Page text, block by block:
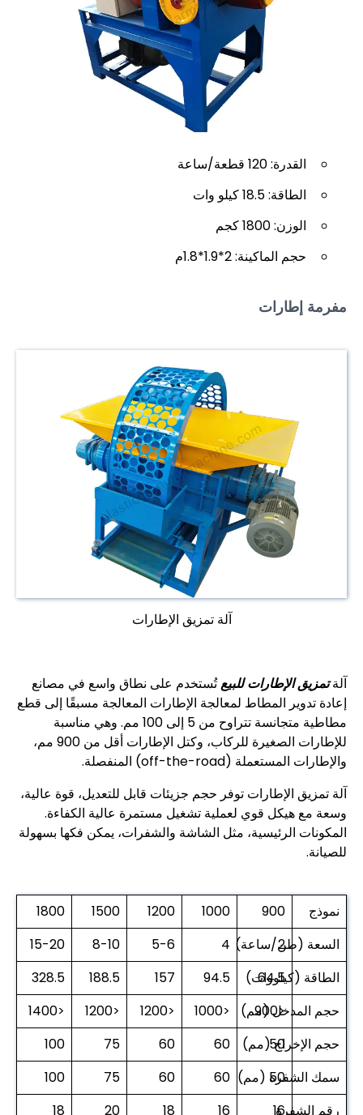
القدرة: 120 قطعة/ساعة
الطاقة: 18.5 كيلو وات
الوزن: 1800 كجم
حجم الماكينة: 2*1.9*1.8م
مفرمة إطارات
آلة تمزيق الإطارات
آلةتمزيق الإطارات للبيعتُستخدم على نطاق واسع في مصانع
إعادة تدوير المطاط لمعالجة الإطارات المعالجة مسبقًا إلى قطع
مطاطية متجانسة تتراوح من 5 إلى 100 مم. وهي مناسبة
للإطارات الصغيرة للركاب، وكتل الإطارات أقل من 900 مم،
والإطارات المستعملة (off-the-road) المنفصلة.
آلة تمزيق الإطارات توفر حجم جزيئات قابل للتعديل، قوة عالية،
وسعة مع هيكل قوي لعملية تشغيل مستمرة عالية الكفاءة.
المكونات الرئيسية، مثل الشاشة والشفرات، يمكن فكها بسهولة
للصيانة.
نموذج 900
1000
1200
1500
1800
السعة (طن/ساعة)
2
4
5-6
8-10
15-20
الطاقة (كيلووات)
64.5
94.5
157
188.5
328.5
حجم المدخل (مم)
<900
<1000
<1200
<1200
<1400
حجم الإخراج (مم)
50
60
60
75
100
سمك الشفرة (مم)
50
60
60
75
100
رقم الشفرة
16
16
18
20
18